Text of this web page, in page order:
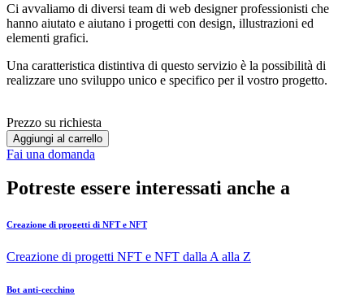
Ci avvaliamo di diversi team di web designer professionisti che
hanno aiutato e aiutano i progetti con design, illustrazioni ed
elementi grafici.
Una caratteristica distintiva di questo servizio è la possibilità di
realizzare uno sviluppo unico e specifico per il vostro progetto.
Prezzo su richiesta
Aggiungi al carrello
Fai una domanda
Potreste essere interessati anche a
Creazione di progetti di NFT e NFT
Creazione di progetti NFT e NFT dalla A alla Z
Bot anti-cecchino